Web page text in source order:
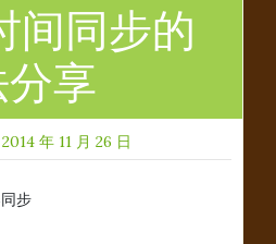
间同步的
享
2014 年 11 月 26 日
步